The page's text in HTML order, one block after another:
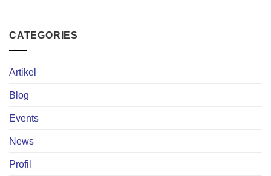
CATEGORIES
Artikel
Blog
Events
News
Profil